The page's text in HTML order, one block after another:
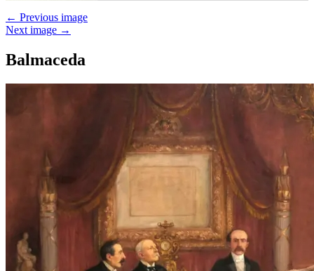
← Previous image
Next image →
Balmaceda